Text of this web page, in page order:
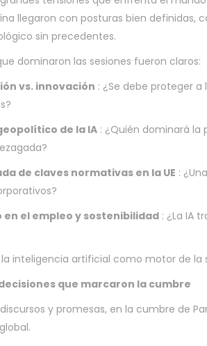
llegaron con posturas bien
sin precedentes.
dominaron las sesiones fueron claros:
vs. innovación : ¿Se debe proteger
de la IA: ¿Quién dominará la
de claves normativas en la UE :
en el empleo y sostenibilidad: ¿La IA
inteligencia artificial como motor de
que marcaron la cumbre
y promesas, en la cumbre de